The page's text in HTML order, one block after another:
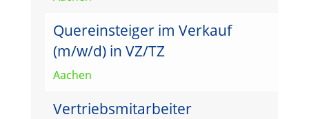
Quereinsteiger im Verkauf
(m/w/d) in VZ/TZ
Aachen
Vertriebsmitarbeiter